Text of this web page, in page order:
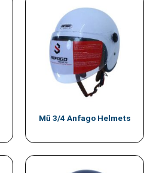
Mũ 3/4 Anfago Helmets